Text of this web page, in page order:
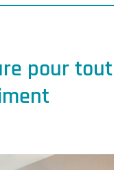
pour tout